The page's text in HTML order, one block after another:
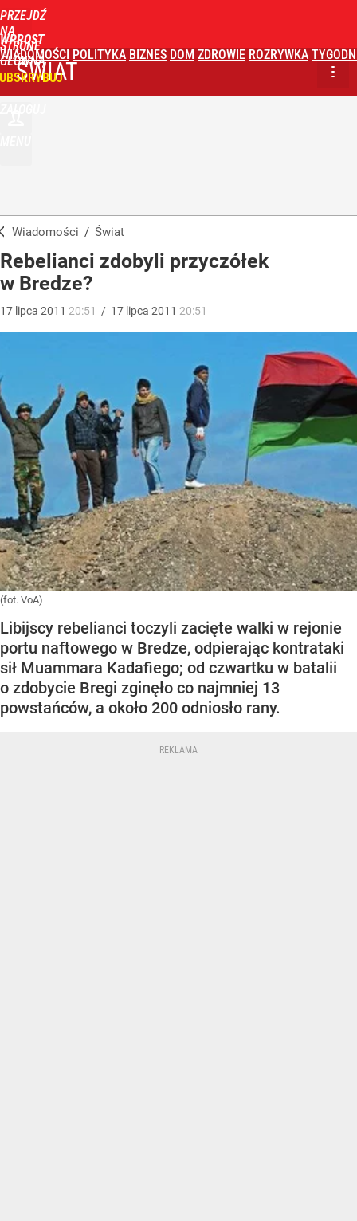
PRZEJDŹ
NA
STRONĘ
GŁÓWNĄ
WPROST
WIADOMOŚCI POLITYKA BIZNES DOM ZDROWIE ROZRYWKA
ŚWIAT
Wiadomości / Świat
Rebelianci zdobyli przyczółek
w Bredze?
17 lipca 2011 20:51 / 17 lipca 2011 20:51
(fot. VoA)
Libijscy rebelianci toczyli zacięte walki w rejonie
portu naftowego w Bredze, odpierając kontrataki
sił Muammara Kadafiego; od czwartku w batalii
o zdobycie Bregi zginęło co najmniej 13
powstańców, a około 200 odniosło rany.